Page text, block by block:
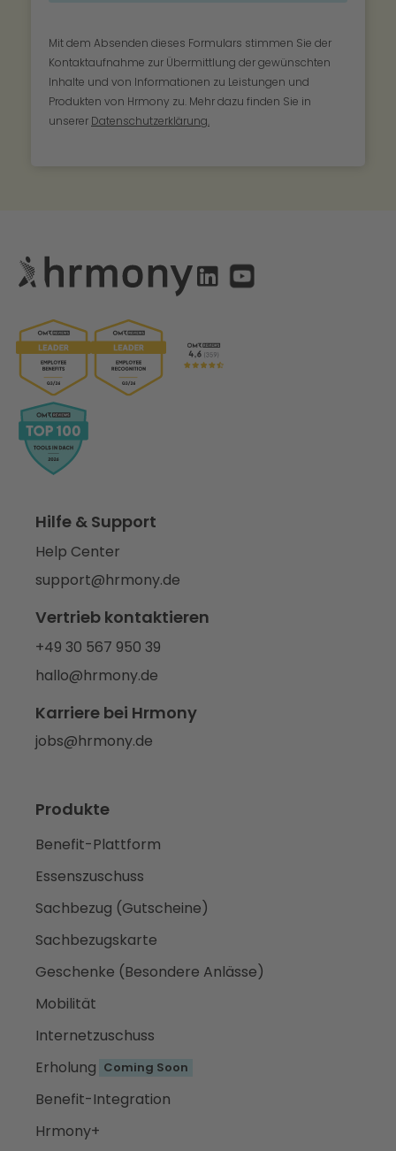
Mit dem Absenden dieses Formulars stimmen Sie der
Kontaktaufnahme zur Übermittlung der gewünschten
Inhalte und von Informationen zu Leistungen und
Produkten von Hrmony zu. Mehr dazu finden Sie in
unserer Datenschutzerklärung.
Hilfe & Support
Help Center
support@hrmony.de
Vertrieb kontaktieren
+49 30 567 950 39
hallo@hrmony.de
Karriere bei Hrmony
jobs@hrmony.de
Produkte
Benefit-Plattform
Essenszuschuss
Sachbezug (Gutscheine)
Sachbezugskarte
Geschenke (Besondere Anlässe)
Mobilität
Internetzuschuss
Erholung Coming Soon
Benefit-Integration
Hrmony+